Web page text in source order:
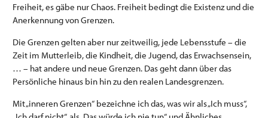
Freiheit, es gäbe nur Chaos. Freiheit bedingt die Existenz und die
Anerkennung von Grenzen.
Die Grenzen gelten aber nur zeitweilig, jede Lebensstufe – die
Zeit im Mutterleib, die Kindheit, die Jugend, das Erwachsensein,
… – hat andere und neue Grenzen. Das geht dann über das
Persönliche hinaus bin hin zu den realen Landesgrenzen.
Mit „inneren Grenzen“ bezeichne ich das, was wir als „Ich muss“,